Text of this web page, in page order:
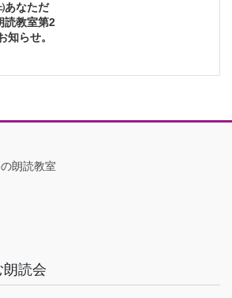
あなただ
読教室第2
知らせ。
朗読教室
朗読会